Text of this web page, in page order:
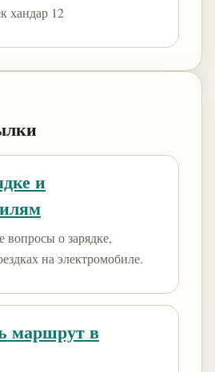
хандар 12
и
вопросы о зарядке,
на электромобиле.
маршрут в